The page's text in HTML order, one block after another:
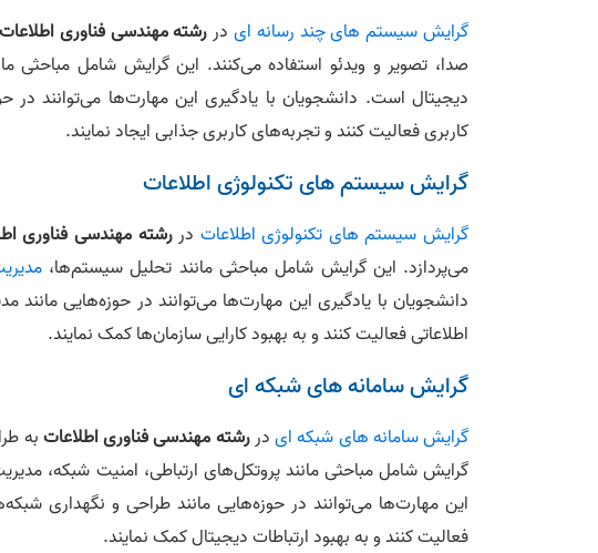
گرایش سیستم های چند رسانه ای در رشته مهندسی فناوری اطلاعات
صدا، تصویر و ویدئو استفاده می‌کنند. این گرایش شامل مباحثی
دیجیتال است. دانشجویان با یادگیری این مهارت‌ها می‌توانند در
کاربری فعالیت کنند و تجربه‌های کاربری جذابی ایجاد نمایند.
گرایش سیستم‌ های تکنولوژی اطلاعات
گرایش سیستم های تکنولوژی اطلاعات دررشته مهندسی فناوری
می‌پردازد. این گرایش شامل مباحثی مانند تحلیل سیستم‌ها،
دانشجویان با یادگیری این مهارت‌ها می‌توانند در حوزه‌هایی
اطلاعاتی فعالیت کنند و به بهبود کارایی سازمان‌ها کمک نمایند.
گرایش سامانه‌ های شبکه‌ ای
گرایش سامانه های شبکه ایدررشته مهندسی فناوری اطلاعاتبه
گرایش شامل مباحثی مانند پروتکل‌های ارتباطی، امنیت شبکه،
این مهارت‌ها می‌توانند در حوزه‌هایی مانند طراحی و نگهداری
فعالیت کنند و به بهبود ارتباطات دیجیتال کمک نمایند.